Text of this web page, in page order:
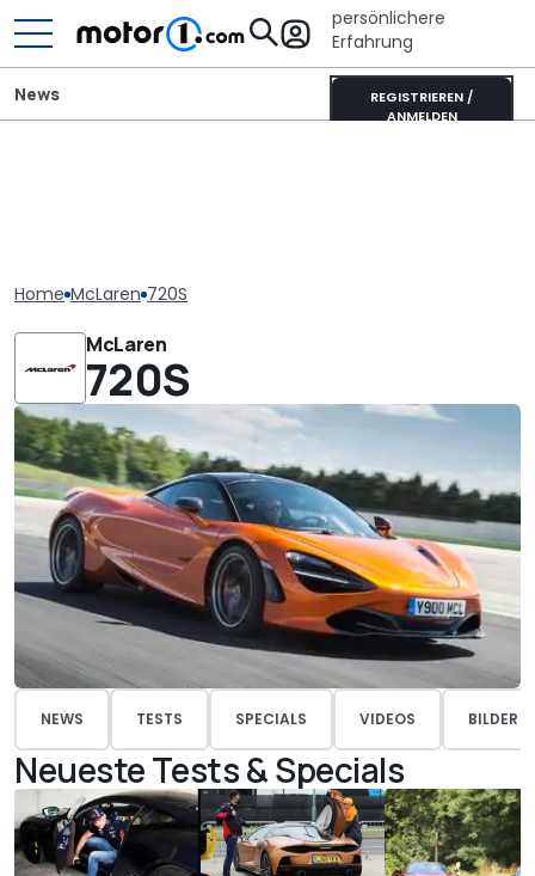
persönlichere
Erfahrung
REGISTRIEREN /
ANMELDEN
News
Home McLaren 720S
McLaren
720S
NEWS TESTS SPECIALS VIDEOS BILDER
Neueste Tests & Specials